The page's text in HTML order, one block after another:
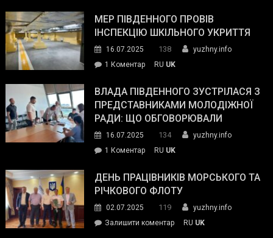
органів:
«Наш
спільний
окупанти.
Маємо
діяти
команда
ДСНС
власноруч
пожежу
у
МЕР ПІВДЕННОГО ПРОВІВ
ІНСПЕКЦІЮ ШКІЛЬНОГО УКРИТТЯ
16.07.2025 138
yuzhny.info
1 Коментардо
Південного
провів
інспекцію
укриття
RU UK
ВЛАДА ПІВДЕННОГО ЗУСТРІЛАСЯ З
ПРЕДСТАВНИКАМИ МОЛОДІЖНОЇ
РАДИ: ЩО ОБГОВОРЮВАЛИ
16.07.2025 134
yuzhny.info
1 Коментардо
Південного
зустрілася
представниками
молодіжної
RU UK
ДЕНЬ ПРАЦІВНИКІВ МОРСЬКОГО ТА
РІЧКОВОГО ФЛОТУ
02.07.2025 119
yuzhny.info
Залишити коментарon
RU UK